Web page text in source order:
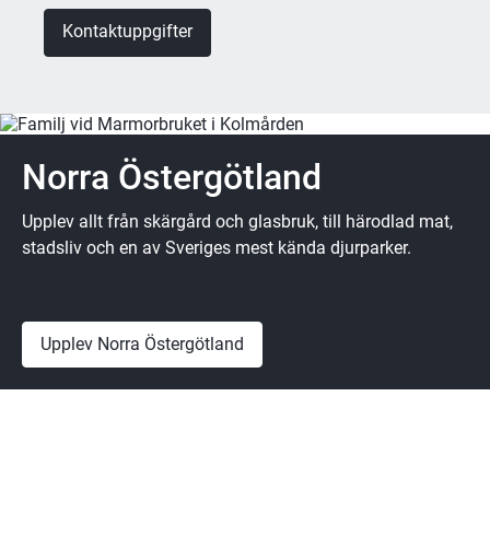
Kontaktuppgifter
Norra Östergötland
Upplev allt från skärgård och glasbruk, till härodlad mat,
stadsliv och en av Sveriges mest kända djurparker.
Upplev Norra Östergötland